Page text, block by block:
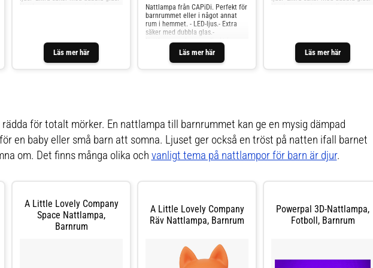
Läs mer här Läs mer här
Nattlampa från CAPiDi. Perfekt för
barnrummet eller i något annat
rum i hemmet. - LED-ljus.- Extra
säker med dubbla glas.-
Nattlampan placeras direkt i
eluttaget.- Inbyggd sensor som
tänder lampan automatiskt när det
börjar bli mörkt.- Rekommenderad
Läs mer här
för totalt mörker. En nattlampa till barnrummet kan ge en mysig dämpad
en baby eller små barn att somna. Ljuset ger också en tröst på natten ifall barnet
om. Det finns många olika och vanligt tema på nattlampor för barn är djur.
A Little Lovely Company
Space Nattlampa,
Barnrum
A Little Lovely Company
Räv Nattlampa, Barnrum
Powerpal 3D-Nattlampa,
Fotboll, Barnrum